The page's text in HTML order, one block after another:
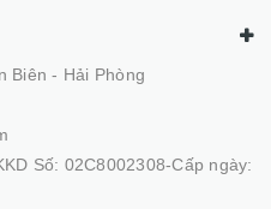
Biên - Hải Phòng
Số: 02C8002308-Cấp ngày: